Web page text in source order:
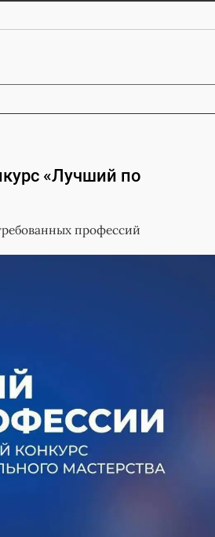
«Лучший по
профессий